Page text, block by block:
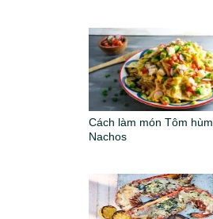
Cách làm món Tôm hùm
Nachos